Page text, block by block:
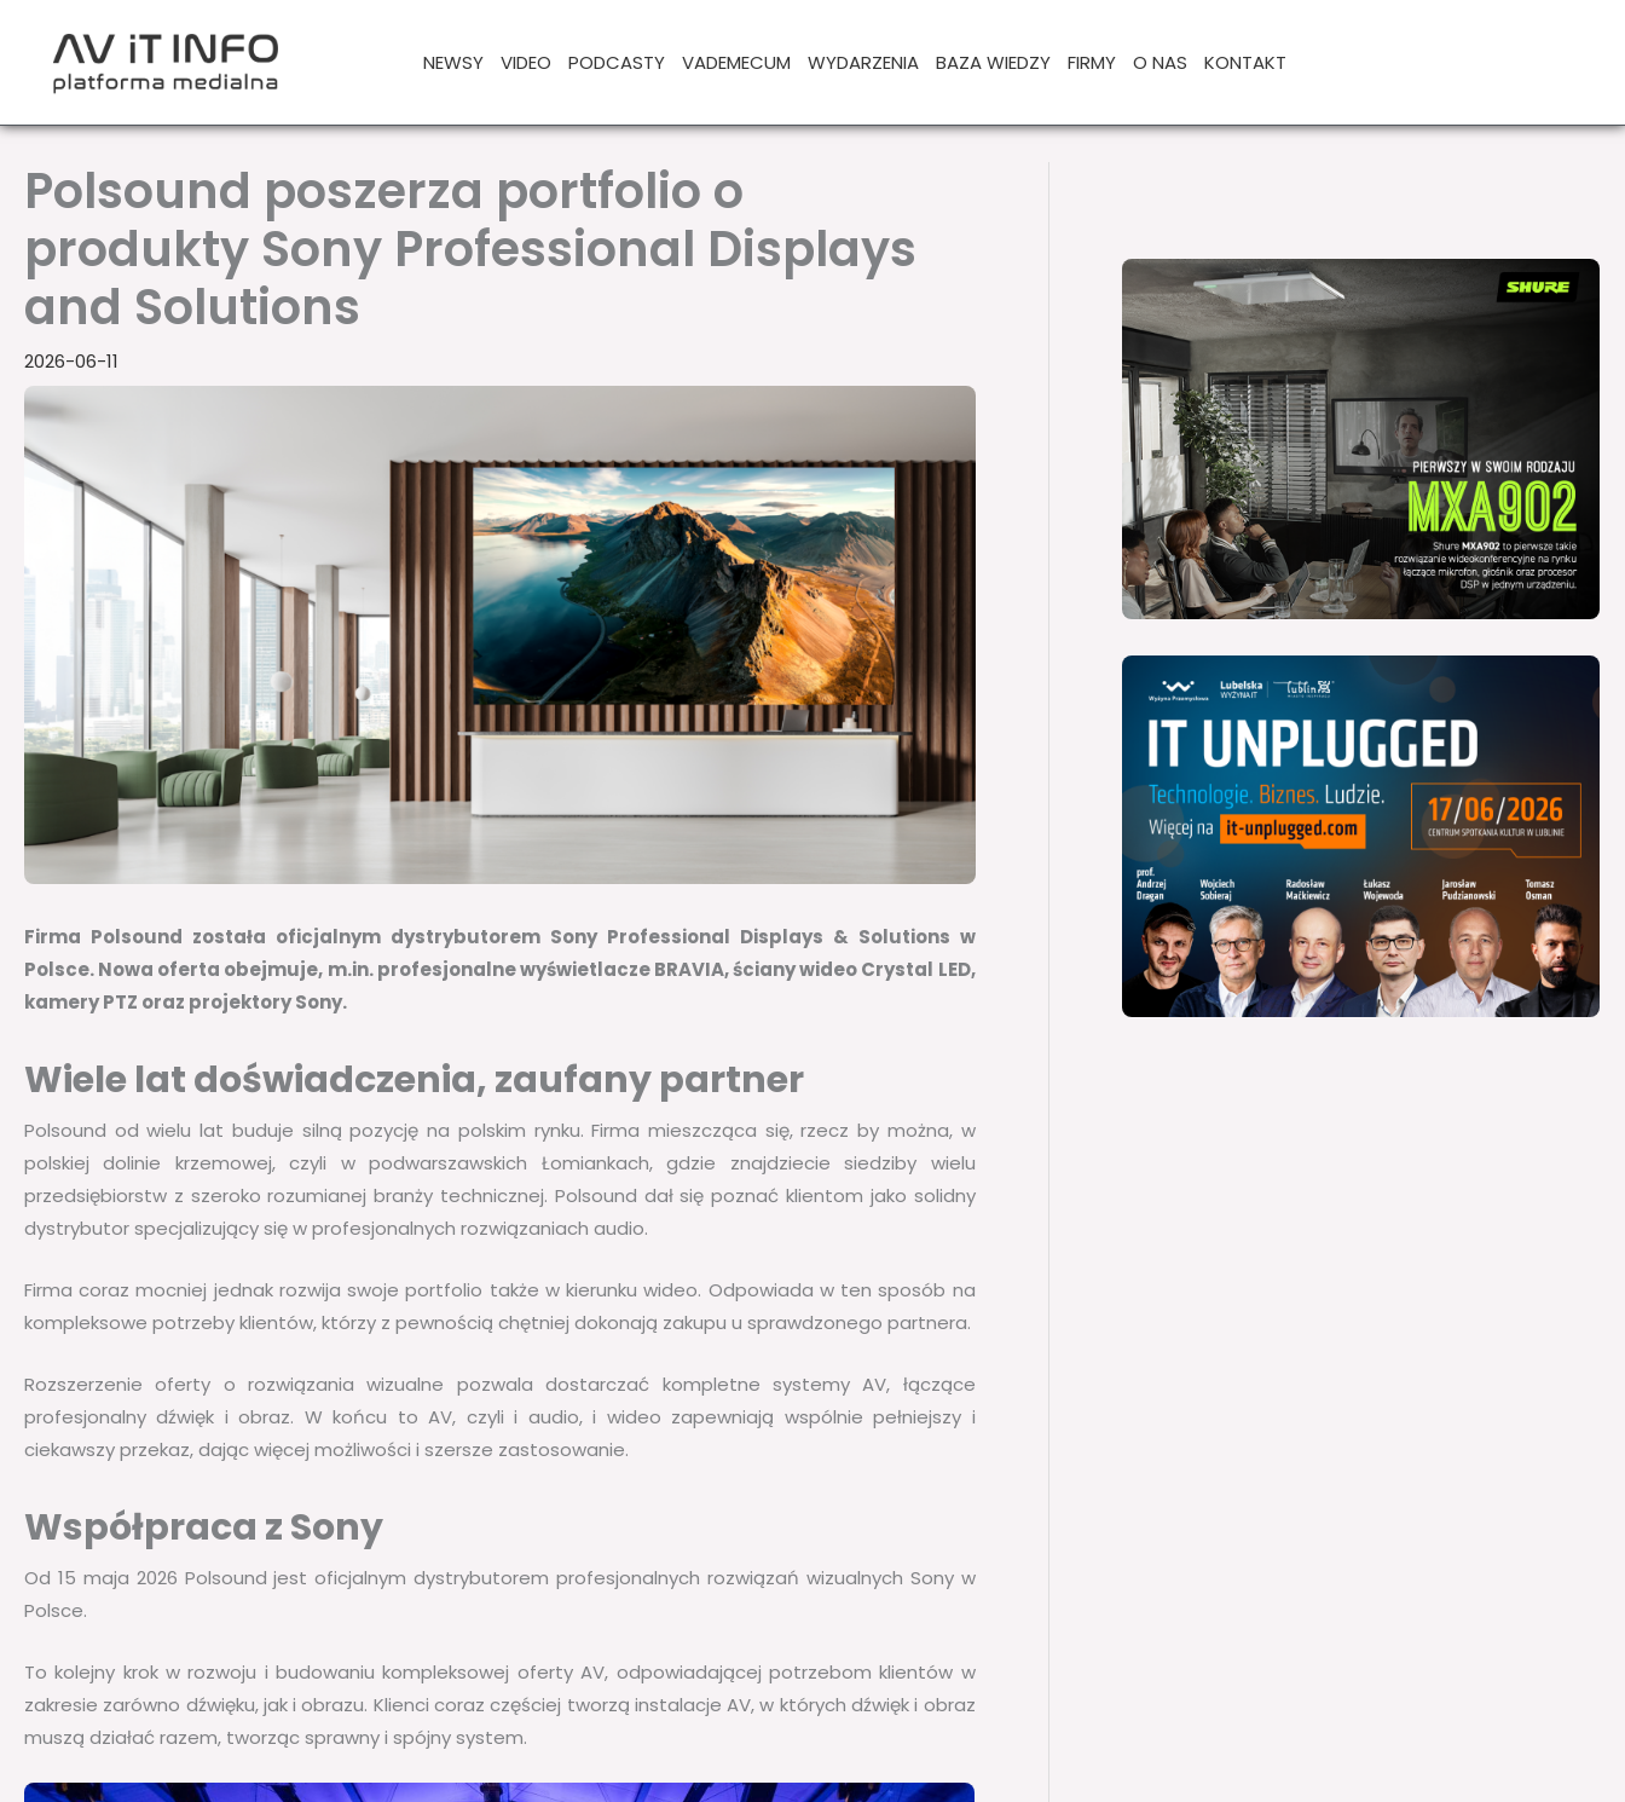
NEWSY VIDEO PODCASTY VADEMECUM WYDARZENIA BAZA WIEDZY FIRMY O NAS KONTAKT
Polsound poszerza portfolio o
produkty Sony Professional Displays
and Solutions
2026-06-11
Firma Polsound została oficjalnym dystrybutorem Sony Professional Displays & Solutions w
Polsce. Nowa oferta obejmuje, m.in. profesjonalne wyświetlacze BRAVIA, ściany wideo Crystal LED,
kamery PTZ oraz projektory Sony.
Wiele lat doświadczenia, zaufany partner
Polsound od wielu lat buduje silną pozycję na polskim rynku. Firma mieszcząca się, rzecz by można, w
polskiej dolinie krzemowej, czyli w podwarszawskich Łomiankach, gdzie znajdziecie siedziby wielu
przedsiębiorstw z szeroko rozumianej branży technicznej. Polsound dał się poznać klientom jako solidny
dystrybutor specjalizujący się w profesjonalnych rozwiązaniach audio.
Firma coraz mocniej jednak rozwija swoje portfolio także w kierunku wideo. Odpowiada w ten sposób na
kompleksowe potrzeby klientów, którzy z pewnością chętniej dokonają zakupu u sprawdzonego partnera.
Rozszerzenie oferty o rozwiązania wizualne pozwala dostarczać kompletne systemy AV, łączące
profesjonalny dźwięk i obraz. W końcu to AV, czyli i audio, i wideo zapewniają wspólnie pełniejszy i
ciekawszy przekaz, dając więcej możliwości i szersze zastosowanie.
Współpraca z Sony
Od 15 maja 2026 Polsound jest oficjalnym dystrybutorem profesjonalnych rozwiązań wizualnych Sony w
Polsce.
To kolejny krok w rozwoju i budowaniu kompleksowej oferty AV, odpowiadającej potrzebom klientów w
zakresie zarówno dźwięku, jak i obrazu. Klienci coraz częściej tworzą instalacje AV, w których dźwięk i obraz
muszą działać razem, tworząc sprawny i spójny system.